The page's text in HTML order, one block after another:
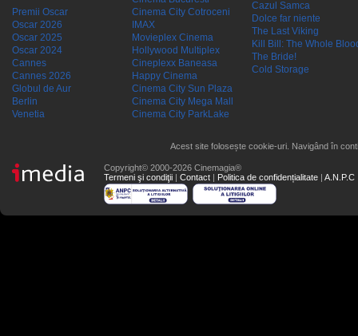
Premii Oscar
Oscar 2026
Oscar 2025
Oscar 2024
Cannes
Cannes 2026
Globul de Aur
Berlin
Venetia
Cinema City Cotroceni
IMAX
Movieplex Cinema
Hollywood Multiplex
Cineplexx Baneasa
Happy Cinema
Cinema City Sun Plaza
Cinema City Mega Mall
Cinema City ParkLake
Cazul Samca
Dolce far niente
The Last Viking
Kill Bill: The Whole
The Bride!
Cold Storage
Acest site folosește cookie-uri. Navigând în
Copyright© 2000-2026 Cinemagia®
Termeni şi condiţii | Contact | Politica de confidențialitate | A.N.P.C